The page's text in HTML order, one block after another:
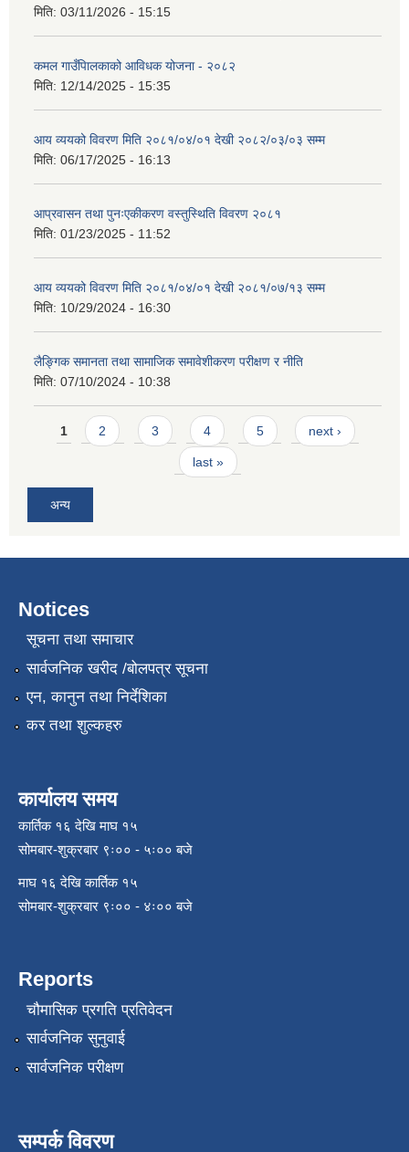
मिति: 03/11/2026 - 15:15
कमल गाउँपािलकाको आविधक योजना - २०८२
मिति: 12/14/2025 - 15:35
आय व्ययको विवरण मिति २०८१/०४/०१ देखी २०८२/०३/०३ सम्म
मिति: 06/17/2025 - 16:13
आप्रवासन तथा पुनःएकीकरण वस्तुस्थिति विवरण २०८१
मिति: 01/23/2025 - 11:52
आय व्ययको विवरण मिति २०८१/०४/०१ देखी २०८१/०७/१३ सम्म
मिति: 10/29/2024 - 16:30
लैङ्गिक समानता तथा सामाजिक समावेशीकरण परीक्षण र नीति
मिति: 07/10/2024 - 10:38
Pages
1 2 3 4 5 next ›
last »
अन्य
Notices
सूचना तथा समाचार
सार्वजनिक खरीद /बोलपत्र सूचना
एन, कानुन तथा निर्देशिका
कर तथा शुल्कहरु
कार्यालय समय
कार्तिक १६ देखि माघ १५
सोमबार-शुक्रबार ९ः०० - ५ः०० बजे
माघ १६ देखि कार्तिक १५
सोमबार-शुक्रबार ९ः०० - ४ः०० बजे
Reports
चौमासिक प्रगति प्रतिवेदन
सार्वजनिक सुनुवाई
सार्वजनिक परीक्षण
सम्पर्क विवरण